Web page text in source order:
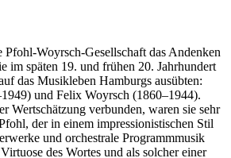
Pfohl-Woyrsch-Gesellschaft das Andenken
im späten 19. und frühen 20. Jahrhundert
das Musikleben Hamburgs ausübten:
und Felix Woyrsch (1860–1944).
Wertschätzung verbunden, waren sie sehr
der in einem impressionistischen Stil
und orchestrale Programmmusik
des Wortes und als solcher einer